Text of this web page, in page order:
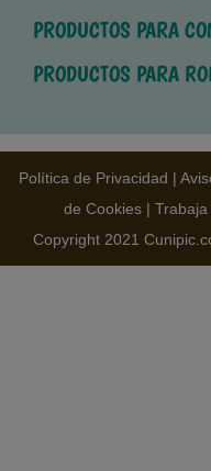
PRODUCTOS PARA
PRODUCTOS PARA
Política de Privacidad |
de Cookies|
Copyright 2021